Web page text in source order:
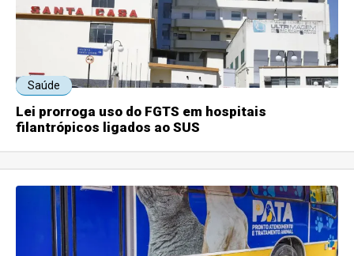
Saúde
Lei prorroga uso do FGTS em hospitais
filantrópicos ligados ao SUS